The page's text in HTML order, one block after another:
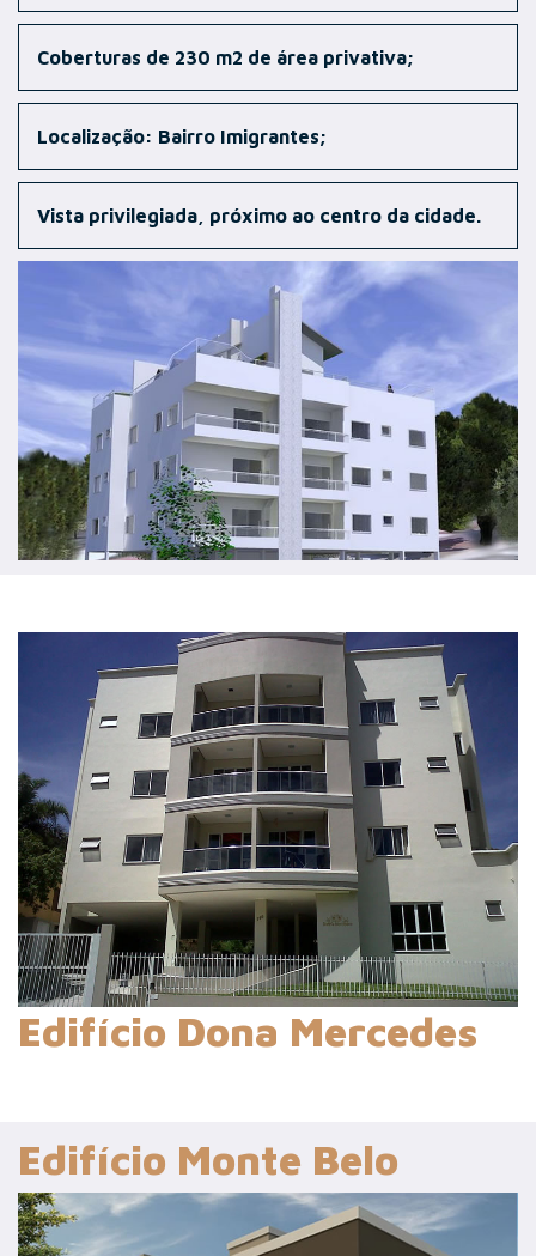
Coberturas de 230 m2 de área privativa;
Localização: Bairro Imigrantes;
Vista privilegiada, próximo ao centro da cidade.
Edifício Dona Mercedes
Edifício Monte Belo